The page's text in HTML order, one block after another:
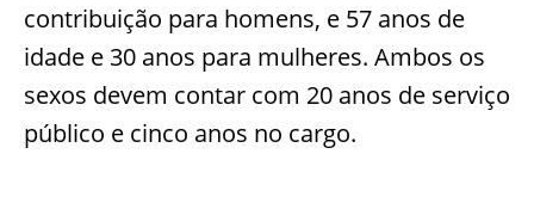
contribuição para homens, e 57 anos de
idade e 30 anos para mulheres. Ambos os
sexos devem contar com 20 anos de serviço
público e cinco anos no cargo.